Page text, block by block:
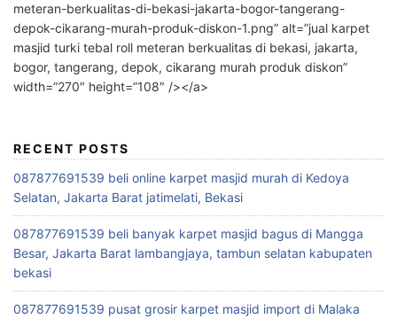
meteran-berkualitas-di-bekasi-jakarta-bogor-tangerang-
depok-cikarang-murah-produk-diskon-1.png” alt=”jual karpet
masjid turki tebal roll meteran berkualitas di bekasi, jakarta,
bogor, tangerang, depok, cikarang murah produk diskon”
width=”270″ height=”108″ /></a>
RECENT POSTS
087877691539 beli online karpet masjid murah di Kedoya
Selatan, Jakarta Barat jatimelati, Bekasi
087877691539 beli banyak karpet masjid bagus di Mangga
Besar, Jakarta Barat lambangjaya, tambun selatan kabupaten
bekasi
087877691539 pusat grosir karpet masjid import di Malaka